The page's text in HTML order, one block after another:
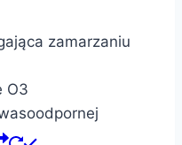
zamarzaniu
O3